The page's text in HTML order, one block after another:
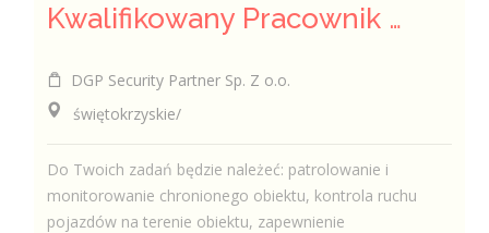
Kwalifikowany Pracownik / Kwalifikowana Pracowniczka Ochrony
DGP Security Partner Sp. Z o.o.
świętokrzyskie/
Do Twoich zadań będzie należeć: patrolowanie i
monitorowanie chronionego obiektu, kontrola ruchu
pojazdów na terenie obiektu, zapewnienie